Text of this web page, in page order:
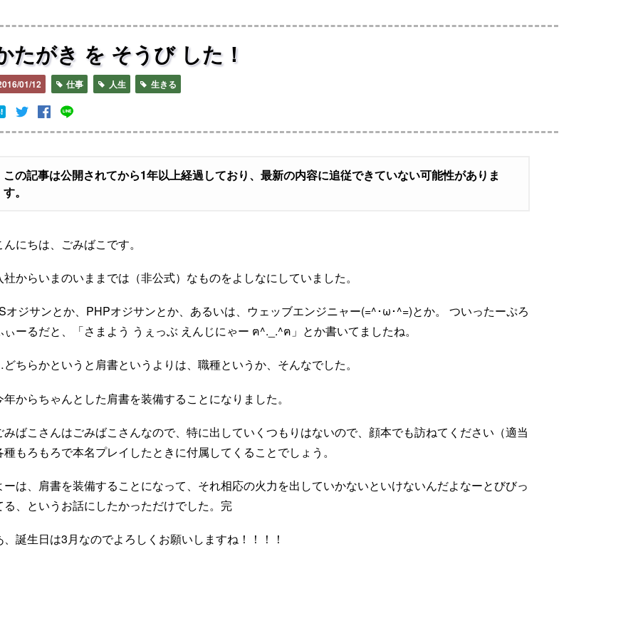
たがき を そうび した！
01/12 仕事 人生 生きる
この記事は公開されてから1年以上経過しており、最新の内容に追従できていない可能性がありま
す。
んにちは、ごみばこです。
社からいまのいままでは（非公式）なものをよしなにしていました。
オジサンとか、PHPオジサンとか、あるいは、ウェッブエンジニャー(=^･ω･^=)とか。 ついったーぷろ
ぃーるだと、「さまよう うぇっぶ えんじにゃー ฅ^._.^ฅ」とか書いてましたね。
ちらかというと肩書というよりは、職種というか、そんなでした。
年からちゃんとした肩書を装備することになりました。
みばこさんはごみばこさんなので、特に出していくつもりはないので、顔本でも訪ねてください（適当
種もろもろで本名プレイしたときに付属してくることでしょう。
ーは、肩書を装備することになって、それ相応の火力を出していかないといけないんだよなーとびびっ
る、というお話にしたかっただけでした。完
、誕生日は3月なのでよろしくお願いしますね！！！！